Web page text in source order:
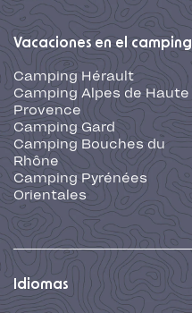
Vacaciones en el camping
Camping Hérault
Camping Alpes de Haute
Provence
Camping Gard
Camping Bouches du
Rhône
Camping Pyrénées
Orientales
Idiomas